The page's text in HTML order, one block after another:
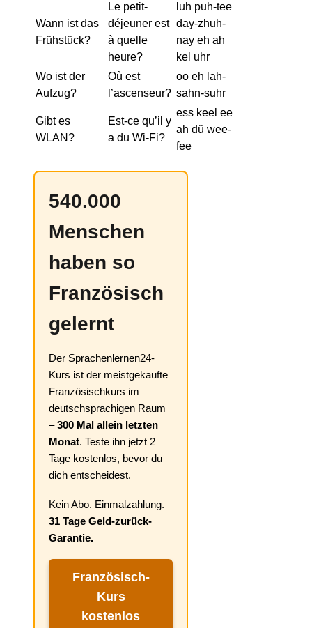
Wann ist das
Frühstück?
Le petit-
déjeuner est
à quelle
heure?
luh puh-tee
day-zhuh-
nay eh ah
kel uhr
Wo ist der
Aufzug?
Où est
l’ascenseur?
oo eh lah-
sahn-suhr
Gibt es
WLAN?
Est-ce qu’il y
a du Wi-Fi?
ess keel ee
ah dü wee-
fee
540.000
Menschen
haben so
Französisch
gelernt
Der Sprachenlernen24-
Kurs ist der meistgekaufte
Französischkurs im
deutschsprachigen Raum
–300 Mal allein letzten
Monat. Teste ihn jetzt 2
Tage kostenlos, bevor du
dich entscheidest.
Kein Abo. Einmalzahlung.
31 Tage Geld-zurück-
Garantie.
Französisch-
Kurs
kostenlos